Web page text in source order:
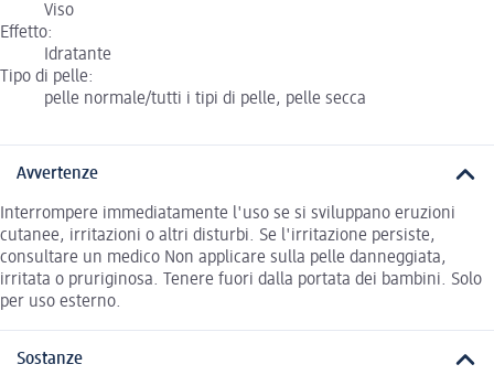
Viso
Effetto:
Idratante
Tipo di pelle:
pelle normale/tutti i tipi di pelle, pelle secca
Avvertenze
Interrompere immediatamente l'uso se si sviluppano eruzioni
cutanee, irritazioni o altri disturbi. Se l'irritazione persiste,
consultare un medico Non applicare sulla pelle danneggiata,
irritata o pruriginosa. Tenere fuori dalla portata dei bambini. Solo
per uso esterno.
Sostanze